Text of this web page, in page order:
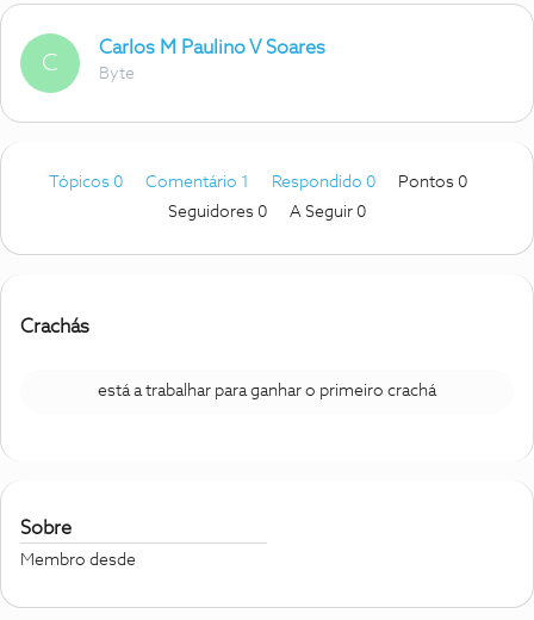
C
Carlos M Paulino V Soares
Byte
Tópicos 0 Comentário 1 Respondido 0
Pontos 0
Seguidores 0 A Seguir 0
Crachás
está a trabalhar para ganhar o primeiro crachá
Sobre
Membro desde